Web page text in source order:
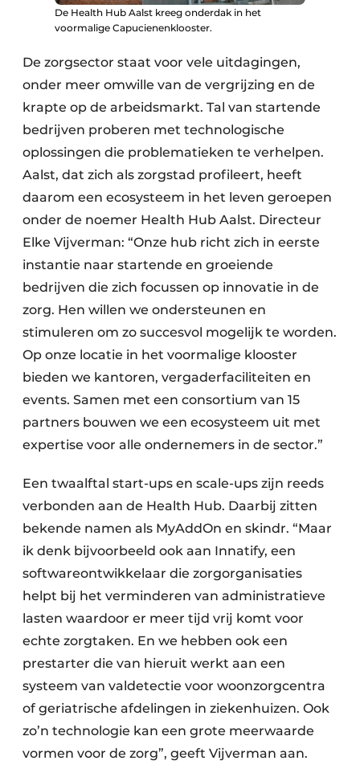
De Health Hub Aalst kreeg onderdak in het
voormalige Capucienenklooster.
De zorgsector staat voor vele uitdagingen,
onder meer omwille van de vergrijzing en de
krapte op de arbeidsmarkt. Tal van startende
bedrijven proberen met technologische
oplossingen die problematieken te verhelpen.
Aalst, dat zich als zorgstad profileert, heeft
daarom een ecosysteem in het leven geroepen
onder de noemer Health Hub Aalst. Directeur
Elke Vijverman: “Onze hub richt zich in eerste
instantie naar startende en groeiende
bedrijven die zich focussen op innovatie in de
zorg. Hen willen we ondersteunen en
stimuleren om zo succesvol mogelijk te worden.
Op onze locatie in het voormalige klooster
bieden we kantoren, vergaderfaciliteiten en
events. Samen met een consortium van 15
partners bouwen we een ecosysteem uit met
expertise voor alle ondernemers in de sector.”
Een twaalftal start-ups en scale-ups zijn reeds
verbonden aan de Health Hub. Daarbij zitten
bekende namen als MyAddOn en skindr. “Maar
ik denk bijvoorbeeld ook aan Innatify, een
softwareontwikkelaar die zorgorganisaties
helpt bij het verminderen van administratieve
lasten waardoor er meer tijd vrij komt voor
echte zorgtaken. En we hebben ook een
prestarter die van hieruit werkt aan een
systeem van valdetectie voor woonzorgcentra
of geriatrische afdelingen in ziekenhuizen. Ook
zo’n technologie kan een grote meerwaarde
vormen voor de zorg”, geeft Vijverman aan.